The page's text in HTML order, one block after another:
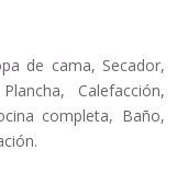
de cama, Secador,
Calefacción,
completa, Baño,